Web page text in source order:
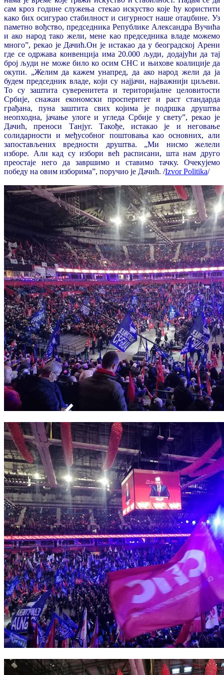
сам кроз године служења стекао искуство које ћу користити
како бих осигурао стабилност и сигурност наше отаџбине. Уз
паметно вођство, председника Републике Александра Вучића
и ако народ тако жели, мене као председника владе можемо
много”, рекао је Дачић.Он је истакао да у београдској Арени
где се одржава конвенција има 20.000 људи, додајући да тај
број људи не може било ко осим СНС и њихове коалиције да
окупи. „Желим да кажем унапред, да ако народ жели да ја
будем председник владе, који су најјачи, најважнији циљеви.
То су заштита суверенитета и територијалне целовитости
Србије, снажан економски просперитет и раст стандарда
грађана, пуна заштита свих којима је подршка друштва
неопходна, јачање улоге и угледа Србије у свету”, рекао је
Дачић, преноси Танјуг. Такође, истакао је и неговање
солидарности и међусобног поштовања као основних, али
запостављених вредности друштва. „Ми нисмо желели
изборе. Али кад су избори већ расписани, шта нам друго
преостаје него да завршимо и ставимо тачку. Очекујемо
победу на овим изборима”, поручио је Дачић. /Izvor Politika/